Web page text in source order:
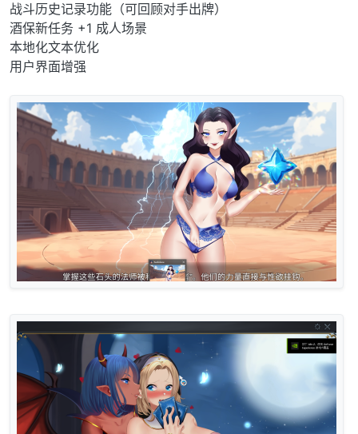
战斗历史记录功能（可回顾对手出牌）
酒保新任务 +1 成人场景
本地化文本优化
用户界面增强